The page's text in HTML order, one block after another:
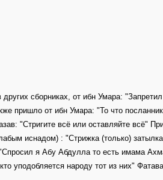
сборниках, от ибн Умара:
пришло от ибн Умара: "То что
"Стригите всё или оставляйте всё"
иснадом) : "Стрижка (только)
я Абу Абдулла то есть имама
уподобляется народу тот из них"